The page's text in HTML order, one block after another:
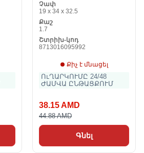
Չափ
19 x 34 x 32.5
Քաշ
1.7
Շտրիխ-կոդ
8713016095992
Քիչ է մնացել
ՈւՂԱՐԿՈՒՄԸ 24/48
ԺԱՄՎԱ ԸՆԹԱՑՔՈՒՄ
38.15 AMD
44.88 AMD
Գնել